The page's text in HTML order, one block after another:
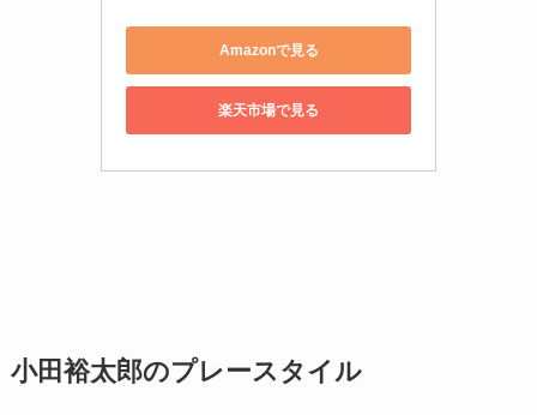
Amazonで見る
楽天市場で見る
小田裕太郎のプレースタイル